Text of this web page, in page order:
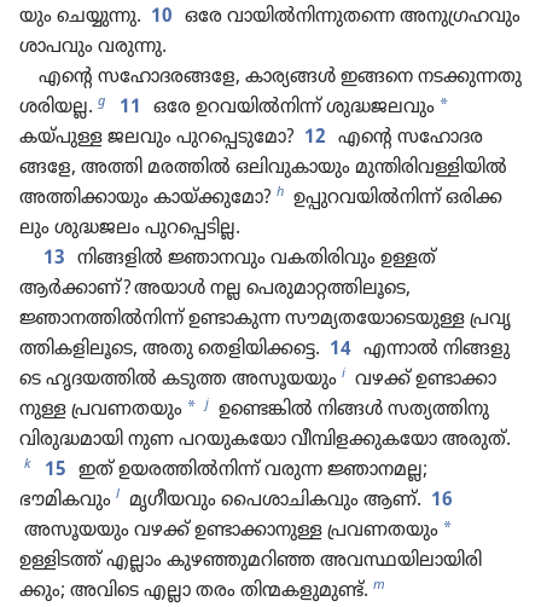
യും ചെയ്യുന്നു. 10 ഒരേ വായിൽനി​ന്നു​തന്നെ അനു​ഗ്ര​ഹ​വും
ശാപവും വരുന്നു.
എന്റെ സഹോ​ദ​ര​ങ്ങളേ, കാര്യങ്ങൾ ഇങ്ങനെ നടക്കു​ന്നതു
ശരിയല്ല. g 11 ഒരേ ഉറവയിൽനി​ന്ന്‌ ശുദ്ധജലവും *
കയ്‌പുള്ള ജലവും പുറ​പ്പെ​ടു​മോ? 12 എന്റെ സഹോ​ദ​ര​
ങ്ങളേ, അത്തി മരത്തിൽ ഒലിവു​കാ​യും മുന്തി​രി​വ​ള്ളി​യിൽ
അത്തിക്കാ​യും കായ്‌ക്കു​മോ? h ഉപ്പുറ​വ​യിൽനിന്ന്‌ ഒരിക്ക​
ലും ശുദ്ധജലം പുറ​പ്പെ​ടില്ല.
13 നിങ്ങളിൽ ജ്ഞാനവും വകതി​രി​വും ഉള്ളത്‌
ആർക്കാണ്‌? അയാൾ നല്ല പെരു​മാ​റ്റ​ത്തി​ലൂ​ടെ,
ജ്ഞാനത്തിൽനി​ന്ന്‌ ഉണ്ടാകുന്ന സൗമ്യ​തയോടെ​യുള്ള പ്രവൃ​
ത്തി​ക​ളി​ലൂ​ടെ, അതു തെളി​യി​ക്കട്ടെ. 14 എന്നാൽ നിങ്ങളു​
ടെ ഹൃദയ​ത്തിൽ കടുത്ത അസൂയയും i വഴക്ക്‌ ഉണ്ടാക്കാ​
നുള്ള പ്രവണതയും * j ഉണ്ടെങ്കിൽ നിങ്ങൾ സത്യത്തി​നു
വിരു​ദ്ധ​മാ​യി നുണ പറയു​ക​യോ വീമ്പി​ള​ക്കു​ക​യോ അരുത്‌.
k 15 ഇത്‌ ഉയരത്തിൽനി​ന്ന്‌ വരുന്ന ജ്ഞാനമല്ല;
ഭൗമികവും l മൃഗീ​യ​വും പൈശാ​ചി​ക​വും ആണ്‌. 16
അസൂയയും വഴക്ക്‌ ഉണ്ടാക്കാ​നുള്ള പ്രവണതയും *
ഉള്ളിടത്ത്‌ എല്ലാം കുഴഞ്ഞു​മ​റിഞ്ഞ അവസ്ഥയി​ലാ​യി​രി​
ക്കും; അവിടെ എല്ലാ തരം തിന്മക​ളു​മുണ്ട്‌. m